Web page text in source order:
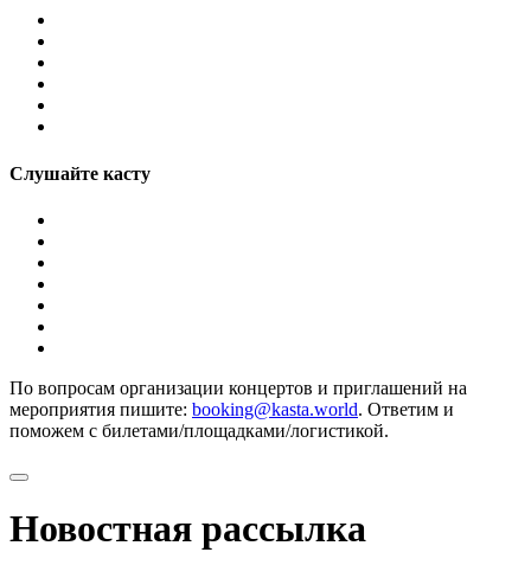
Слушайте касту
По вопросам организации концертов и приглашений на
мероприятия пишите: booking@kasta.world. Ответим и
поможем с билетами/площадками/логистикой.
Новостная рассылка